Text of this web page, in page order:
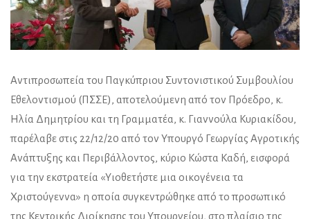
Αντιπροσωπεία του Παγκύπριου Συντονιστικού Συμβουλίου
Εθελοντισμού (ΠΣΣΕ), αποτελούμενη από τον Πρόεδρο, κ.
Ηλία Δημητρίου και τη Γραμματέα, κ. Γιαννούλα Κυριακίδου,
παρέλαβε στις 22/12/20 από τον Υπουργό Γεωργίας Αγροτικής
Ανάπτυξης και Περιβάλλοντος, κύριο Κώστα Καδή, εισφορά
για την εκστρατεία «Υιοθετήστε μια οικογένεια τα
Χριστούγεννα» η οποία συγκεντρώθηκε από το προσωπικό
της Κεντρικής Διοίκησης του Υπουργείου, στο πλαίσιο της